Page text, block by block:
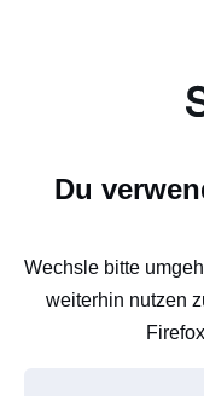
Du
Wechsle bitte
weiterhin nutzen